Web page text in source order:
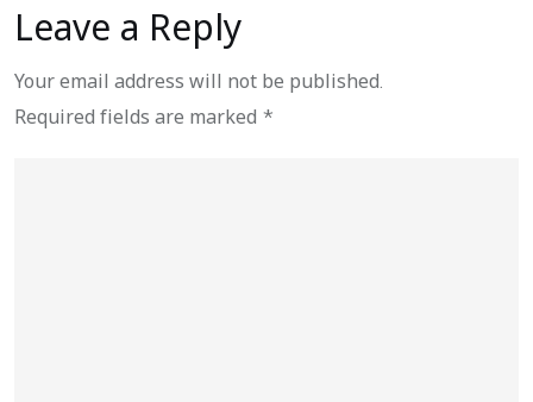
Leave a Reply
Your email address will not be published.
Required fields are marked *